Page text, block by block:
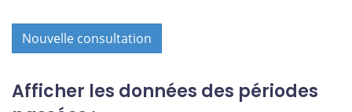
Nouvelle consultation
Afficher les données des périodes